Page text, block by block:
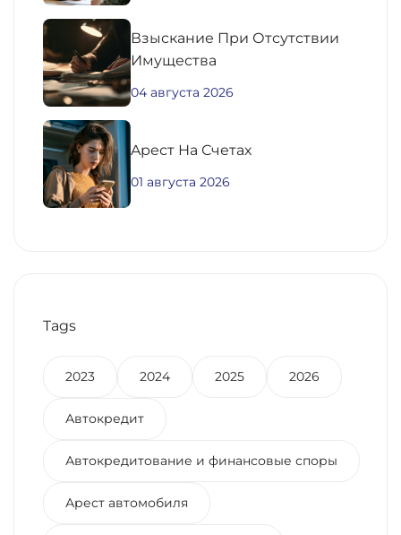
Взыскание При Отсутствии
Имущества
04 августа 2026
Aрест На Счетах
01 августа 2026
Tags
2023 2024 2025 2026
Автокредит
Автокредитование и финансовые споры
Арест автомобиля